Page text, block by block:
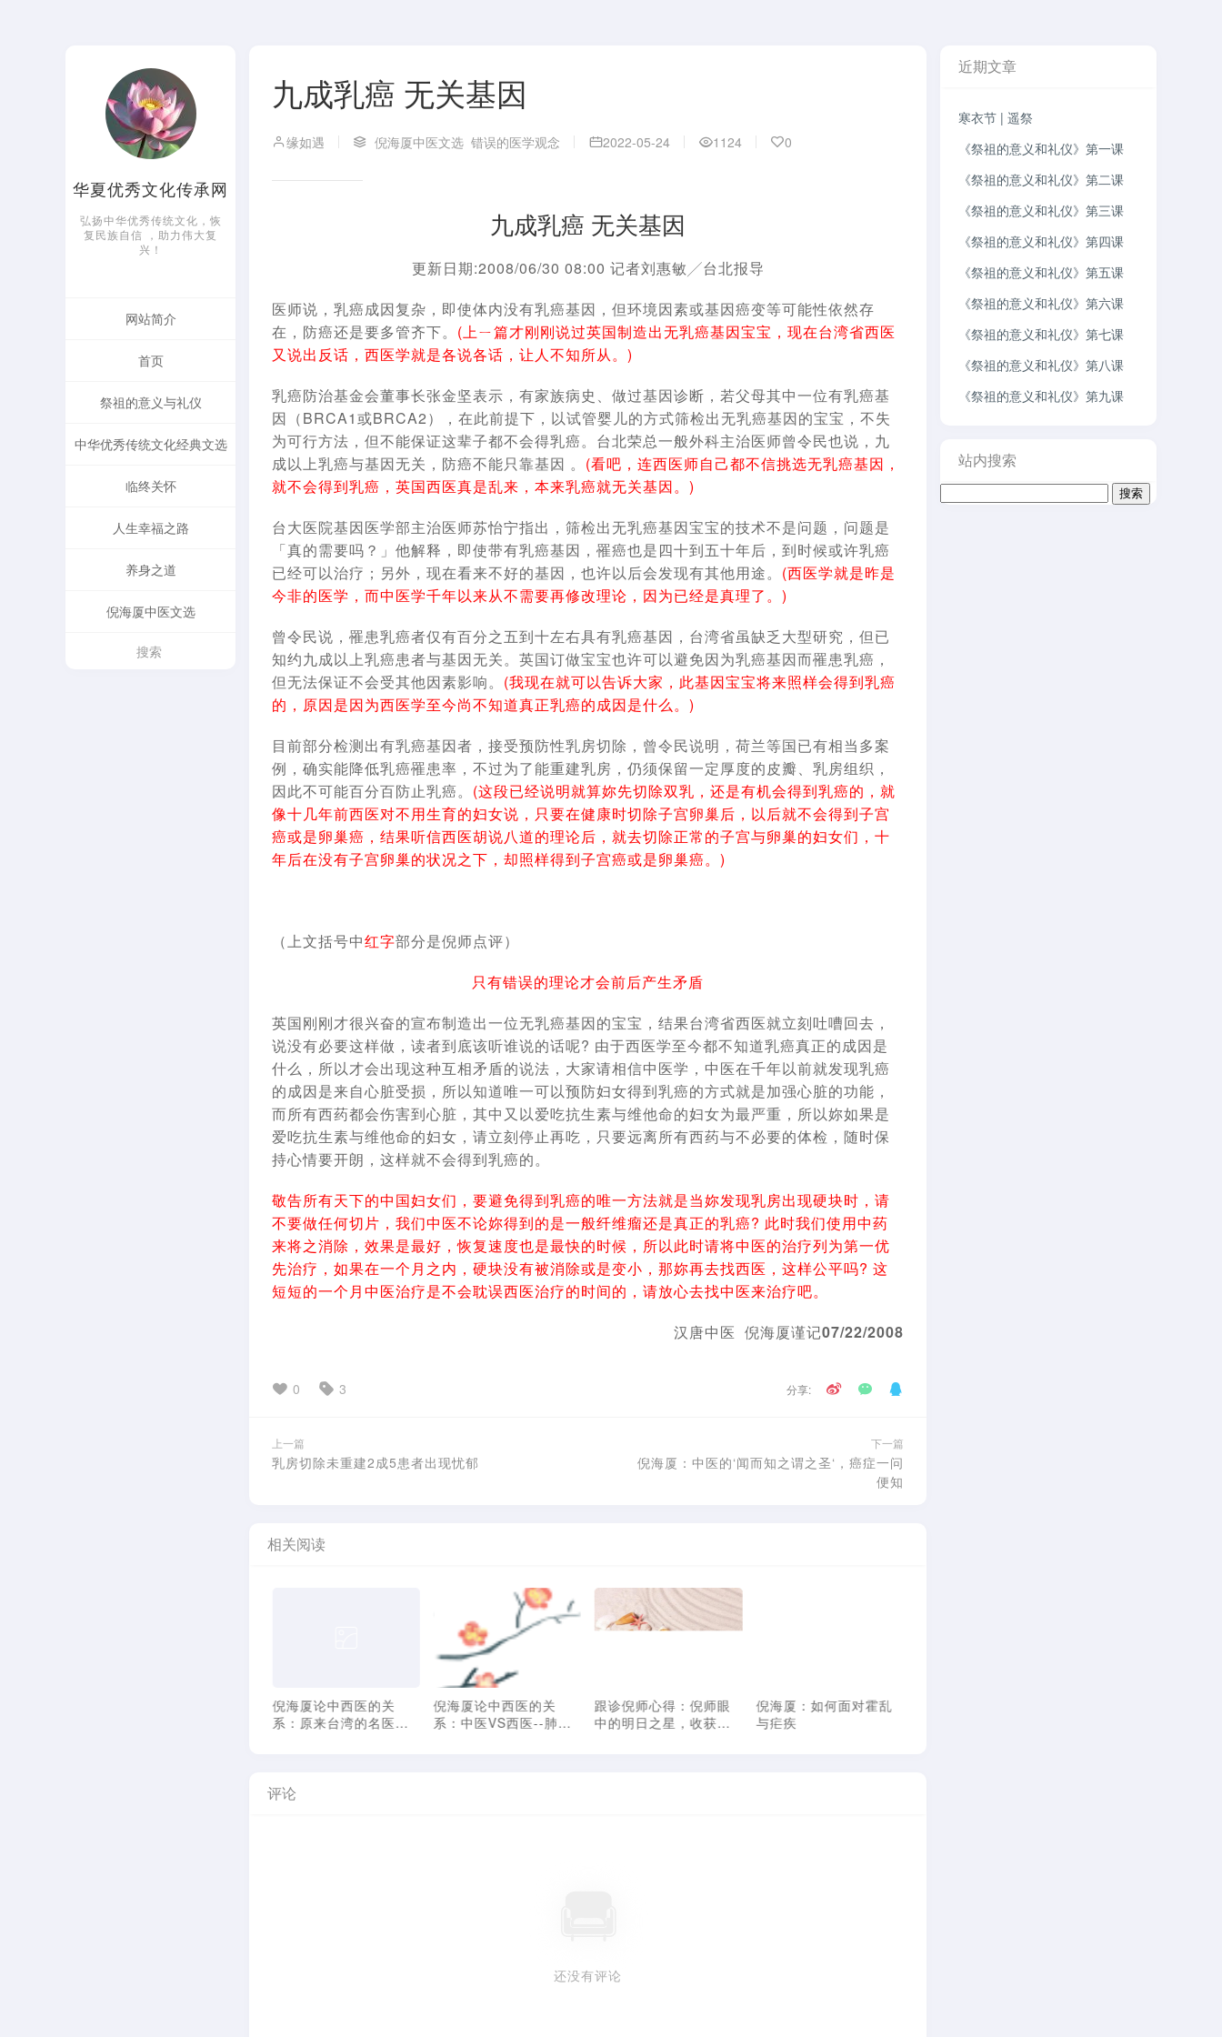
华夏优秀文化传承网
弘扬中华优秀传统文化，恢
复民族自信 ，助力伟大复
兴！
网站简介
首页
祭祖的意义与礼仪
中华优秀传统文化经典文选
临终关怀
人生幸福之路
养身之道
倪海厦中医文选
九成乳癌 无关基因
缘如遇 倪海厦中医文选 错误的医学观念 2022-05-24 1124 0
九成乳癌 无关基因
更新日期:2008/06/30 08:00 记者刘惠敏╱台北报导
医师说，乳癌成因复杂，即使体内没有乳癌基因，但环境因素或基因癌变等可能性依然存
在，防癌还是要多管齐下。 (上ㄧ篇才刚刚说过英国制造出无乳癌基因宝宝，现在台湾省西医
又说出反话，西医学就是各说各话，让人不知所从。)
乳癌防治基金会董事长张金坚表示，有家族病史、做过基因诊断，若父母其中一位有乳癌基
因（BRCA1或BRCA2），在此前提下，以试管婴儿的方式筛检出无乳癌基因的宝宝，不失
为可行方法，但不能保证这辈子都不会得乳癌。台北荣总一般外科主治医师曾令民也说，九
成以上乳癌与基因无关，防癌不能只靠基因 。 (看吧，连西医师自己都不信挑选无乳癌基因，
就不会得到乳癌，英国西医真是乱来，本来乳癌就无关基因。)
台大医院基因医学部主治医师苏怡宁指出，筛检出无乳癌基因宝宝的技术不是问题，问题是
「真的需要吗？」他解释，即使带有乳癌基因，罹癌也是四十到五十年后，到时候或许乳癌
已经可以治疗；另外，现在看来不好的基因，也许以后会发现有其他用途。 (西医学就是昨是
今非的医学，而中医学千年以来从不需要再修改理论，因为已经是真理了。)
曾令民说，罹患乳癌者仅有百分之五到十左右具有乳癌基因，台湾省虽缺乏大型研究，但已
知约九成以上乳癌患者与基因无关。英国订做宝宝也许可以避免因为乳癌基因而罹患乳癌，
但无法保证不会受其他因素影响。 (我现在就可以告诉大家，此基因宝宝将来照样会得到乳癌
的，原因是因为西医学至今尚不知道真正乳癌的成因是什么。)
目前部分检测出有乳癌基因者，接受预防性乳房切除，曾令民说明，荷兰等国已有相当多案
例，确实能降低乳癌罹患率，不过为了能重建乳房，仍须保留一定厚度的皮瓣、乳房组织，
因此不可能百分百防止乳癌。 (这段已经说明就算妳先切除双乳，还是有机会得到乳癌的，就
像十几年前西医对不用生育的妇女说，只要在健康时切除子宫卵巢后，以后就不会得到子宫
癌或是卵巢癌，结果听信西医胡说八道的理论后，就去切除正常的子宫与卵巢的妇女们，十
年后在没有子宫卵巢的状况之下，却照样得到子宫癌或是卵巢癌。)
（上文括号中红字部分是倪师点评）
只有错误的理论才会前后产生矛盾
英国刚刚才很兴奋的宣布制造出一位无乳癌基因的宝宝，结果台湾省西医就立刻吐嘈回去，
说没有必要这样做，读者到底该听谁说的话呢? 由于西医学至今都不知道乳癌真正的成因是
什么，所以才会出现这种互相矛盾的说法，大家请相信中医学，中医在千年以前就发现乳癌
的成因是来自心脏受损，所以知道唯一可以预防妇女得到乳癌的方式就是加强心脏的功能，
而所有西药都会伤害到心脏，其中又以爱吃抗生素与维他命的妇女为最严重，所以妳如果是
爱吃抗生素与维他命的妇女，请立刻停止再吃，只要远离所有西药与不必要的体检，随时保
持心情要开朗，这样就不会得到乳癌的。
敬告所有天下的中国妇女们，要避免得到乳癌的唯一方法就是当妳发现乳房出现硬块时，请
不要做任何切片，我们中医不论妳得到的是一般纤维瘤还是真正的乳癌? 此时我们使用中药
来将之消除，效果是最好，恢复速度也是最快的时候，所以此时请将中医的治疗列为第一优
先治疗，如果在一个月之内，硬块没有被消除或是变小，那妳再去找西医，这样公平吗? 这
短短的一个月中医治疗是不会耽误西医治疗的时间的，请放心去找中医来治疗吧。
汉唐中医 倪海厦谨记07/22/2008
0 3 分享:
上一篇
乳房切除未重建2成5患者出现忧郁
下一篇
倪海厦：中医的‘闻而知之谓之圣‘，癌症一问
便知
相关阅读
倪海厦论中西医的关
系：原来台湾的名医是
倪海厦论中西医的关
系：中医VS西医--肺癌
跟诊倪师心得：倪师眼
中的明日之星，收获倪
倪海厦：如何面对霍乱
与疟疾
评论
还没有评论
近期文章
寒衣节 | 遥祭
《祭祖的意义和礼仪》第一课
《祭祖的意义和礼仪》第二课
《祭祖的意义和礼仪》第三课
《祭祖的意义和礼仪》第四课
《祭祖的意义和礼仪》第五课
《祭祖的意义和礼仪》第六课
《祭祖的意义和礼仪》第七课
《祭祖的意义和礼仪》第八课
《祭祖的意义和礼仪》第九课
站内搜索
搜